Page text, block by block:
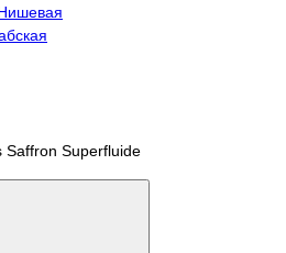
Saffron Superfluide